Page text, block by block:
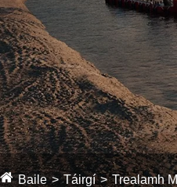
Baile Táirgí Trealamh